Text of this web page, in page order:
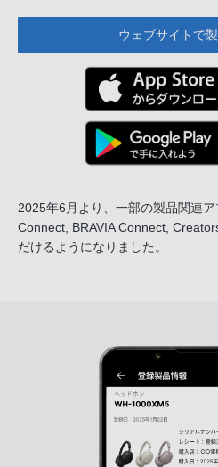
ウェブサイトで
2025年6月より、一部の製品関連ア
Connect, BRAVIA Connect,
だけるようになりました。